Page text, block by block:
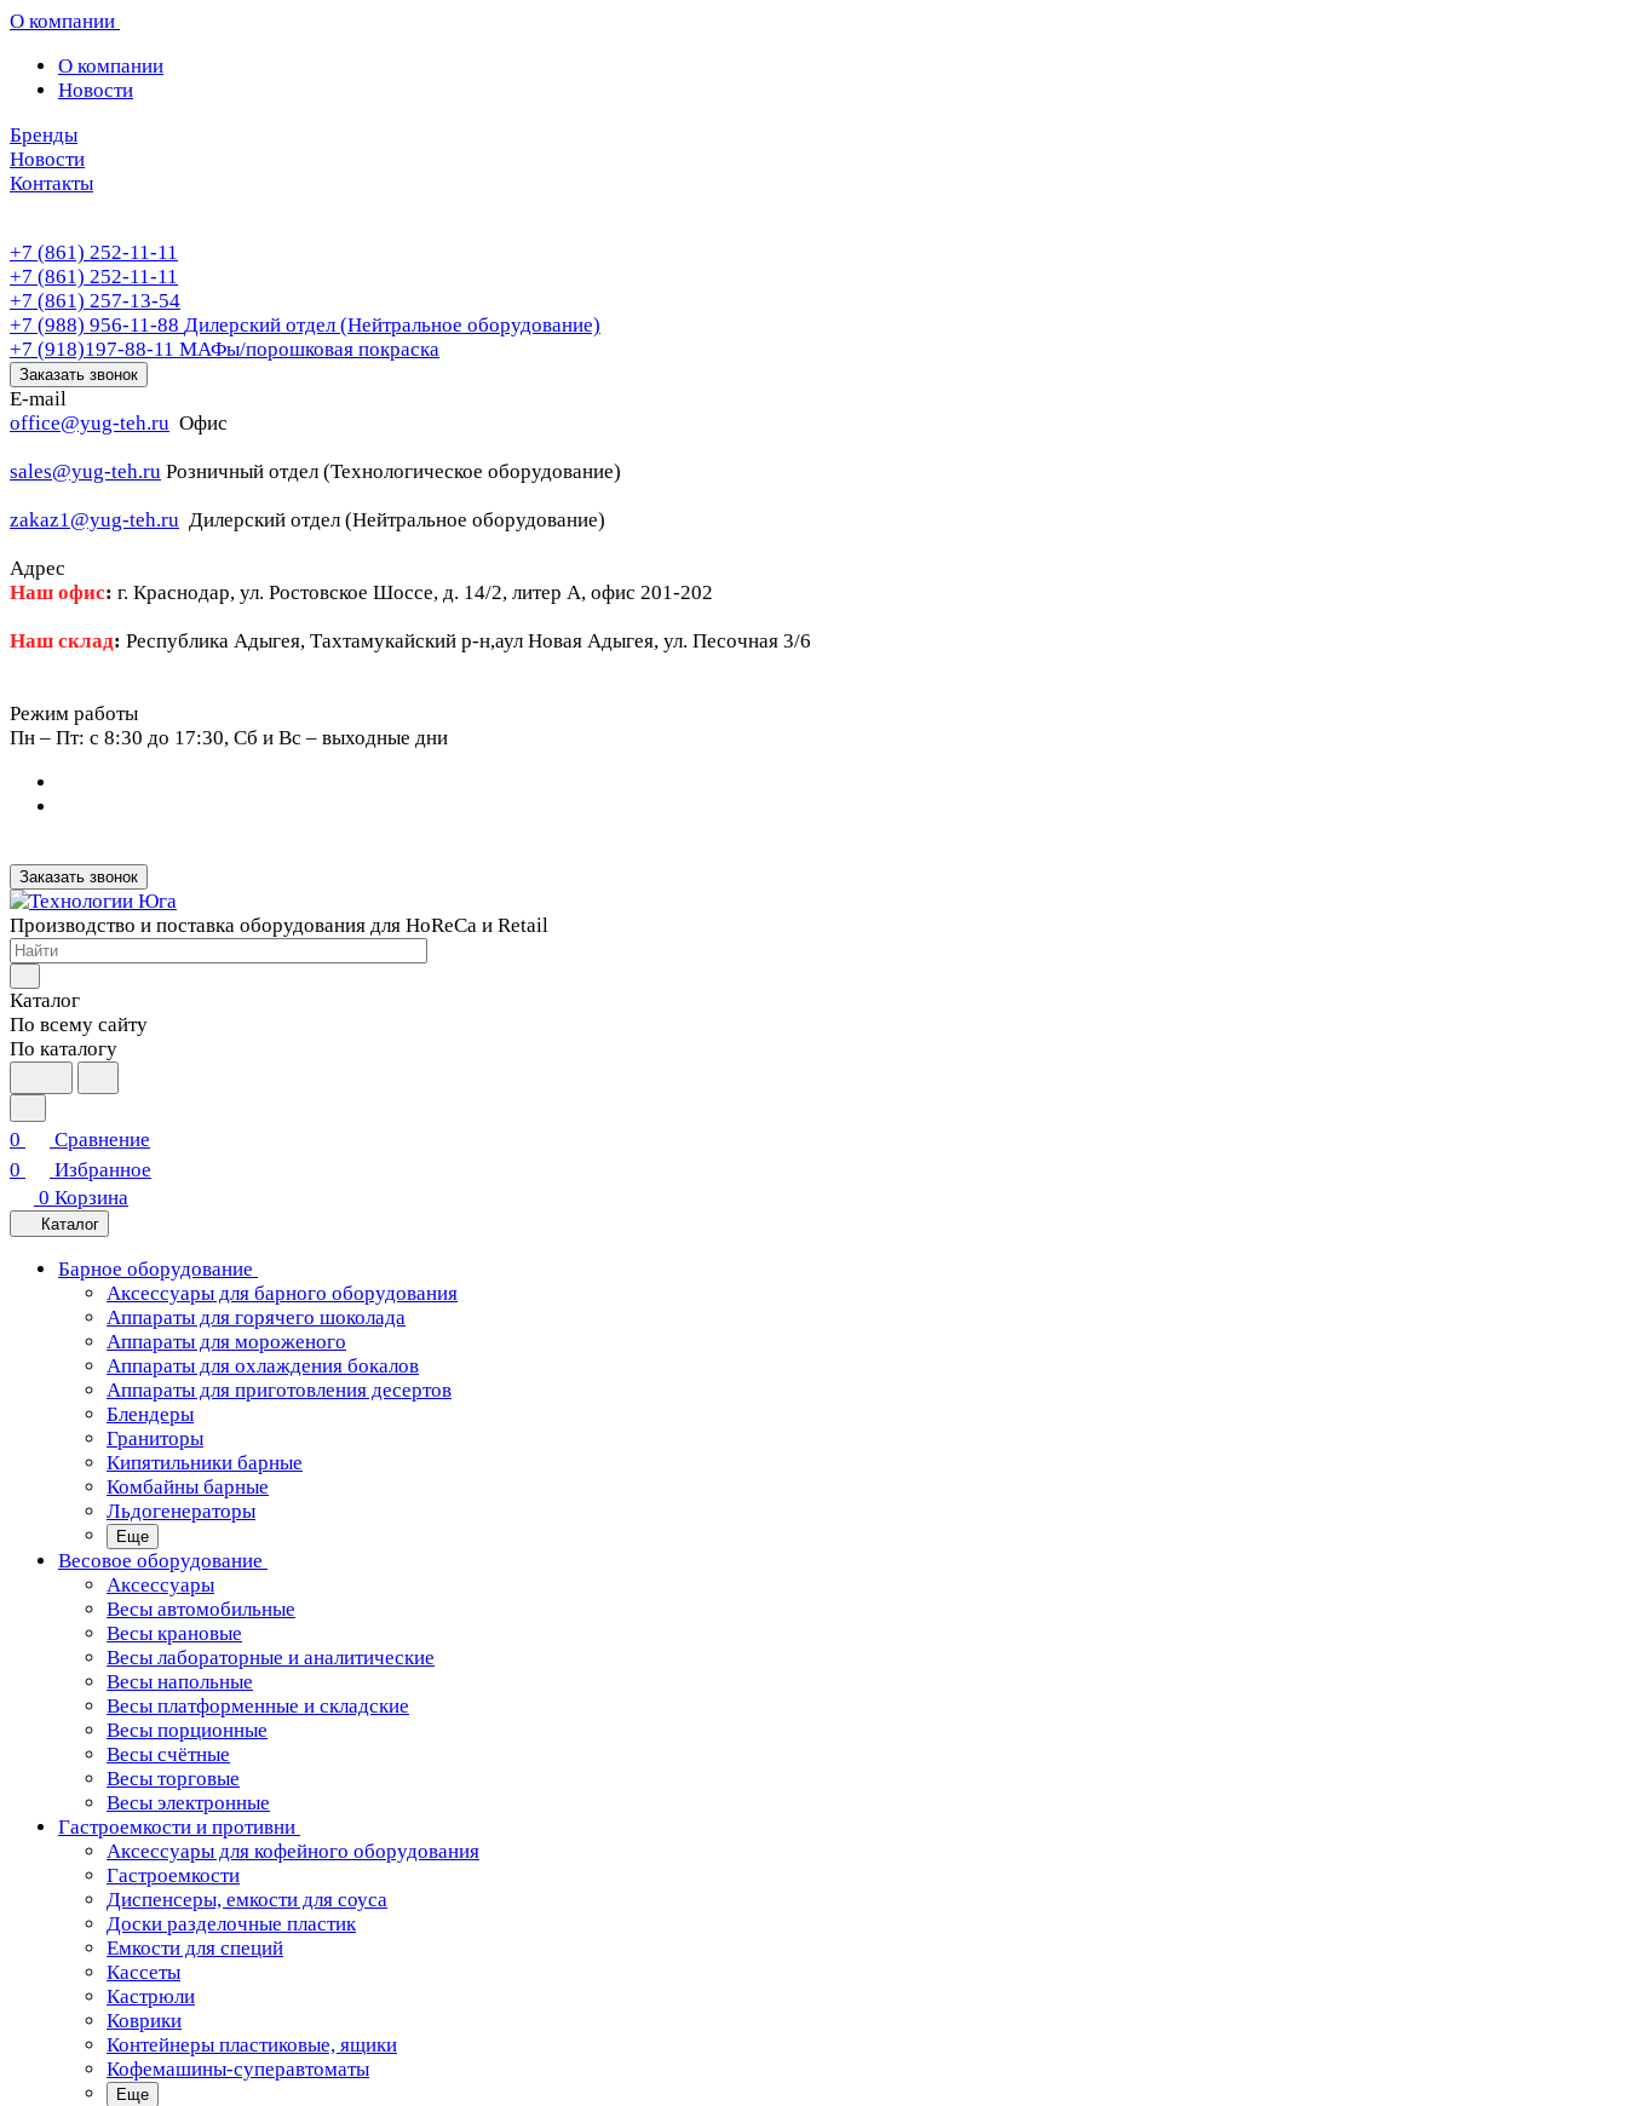
О компании
О компании
Новости
Бренды
Новости
Контакты
+7 (861) 252-11-11
+7 (861) 252-11-11
+7 (861) 257-13-54
+7 (988) 956-11-88 Дилерский отдел (Нейтральное оборудование)
+7 (918)197-88-11 МАФы/порошковая покраска
Заказать звонок
E-mail
office@yug-teh.ru Офис
sales@yug-teh.ru Розничный отдел (Технологическое оборудование)
zakaz1@yug-teh.ru Дилерский отдел (Нейтральное оборудование)
Адрес
Наш офис: г. Краснодар, ул. Ростовское Шоссе, д. 14/2, литер А, офис 201-202
Наш склад: Республика Адыгея, Тахтамукайский р-н,аул Новая Адыгея, ул. Песочная 3/6
Режим работы
Пн – Пт: c 8:30 до 17:30, Сб и Вс – выходные дни
Заказать звонок
Производство и поставка оборудования для HoReCa и Retail
Каталог
По всему сайту
По каталогу
0
Сравнение
0
Избранное
0 Корзина
Каталог
Барное оборудование
Аксессуары для барного оборудования
Аппараты для горячего шоколада
Аппараты для мороженого
Аппараты для охлаждения бокалов
Аппараты для приготовления десертов
Блендеры
Граниторы
Кипятильники барные
Комбайны барные
Льдогенераторы
Еще
Весовое оборудование
Аксессуары
Весы автомобильные
Весы крановые
Весы лабораторные и аналитические
Весы напольные
Весы платформенные и складские
Весы порционные
Весы счётные
Весы торговые
Весы электронные
Гастроемкости и противни
Аксессуары для кофейного оборудования
Гастроемкости
Диспенсеры, емкости для соуса
Доски разделочные пластик
Емкости для специй
Кассеты
Кастрюли
Коврики
Контейнеры пластиковые, ящики
Кофемашины-суперавтоматы
Еще